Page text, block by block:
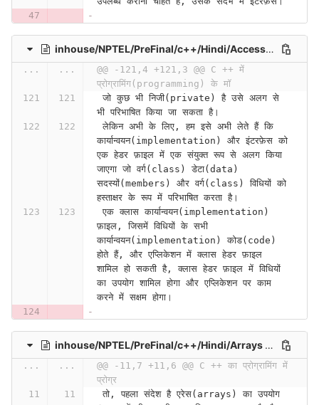
inhouse/NPTEL/PreFinal/c++/Hindi/Access Specifiers (Lecture 21)-6ki_W7cXdM0
... ...
@@ -121,4 +121,3 @@ C ++ में
प्रोग्रामिंग(programming) के मॉ
जो कुछ भी निजी(private) है उसे अलग से
भी परिभाषित किया जा सकता है।
लेकिन अभी के लिए, हम इसे अभी लेते हैं कि
कार्यान्वयन(implementation) और इंटरफ़ेस को
एक हेडर फ़ाइल में एक संयुक्त रूप से अलग किया
जाएगा जो वर्ग(class) डेटा(data)
सदस्यों(members) और वर्ग(class) विधियों को
हस्ताक्षर के रूप में परिभाषित करता है।
एक क्लास कार्यान्वयन(implementation)
फ़ाइल, जिसमें विधियों के सभी
कार्यान्वयन(implementation) कोड(code)
होते हैं, और एप्लिकेशन में क्लास हेडर फ़ाइल
शामिल हो सकती है, क्लास हेडर फ़ाइल में विधियों
का उपयोग शामिल होगा और एप्लिकेशन पर काम
करने में सक्षम होगा।
inhouse/NPTEL/PreFinal/c++/Hindi/Arrays and Strings (Lecture 05)-3ZgDx-0oGQQ
... ...
@@ -11,7 +11,6 @@ C ++ का प्रोग्रामिंग में
प्रोग्र
तो, पहला संदेश है एरेस(arrays) का उपयोग